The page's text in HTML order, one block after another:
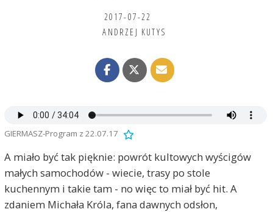
2017-07-22
ANDRZEJ KUTYS
GIERMASZ-Program z 22.07.17
A miało być tak pięknie: powrót kultowych wyścigów
małych samochodów - wiecie, trasy po stole
kuchennym i takie tam - no więc to miał być hit. A
zdaniem Michała Króla, fana dawnych odsłon,